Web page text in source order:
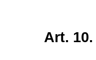
Art. 10.